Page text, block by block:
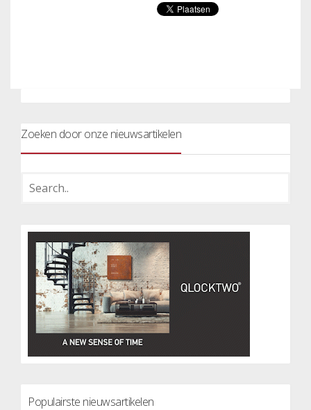
Zoeken door onze nieuwsartikelen
Populairste nieuwsartikelen